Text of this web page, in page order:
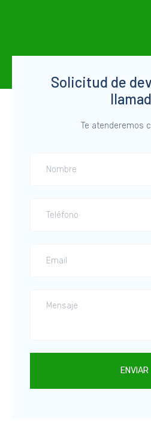
Solicitud de
Te atenderemos
ENVIAR